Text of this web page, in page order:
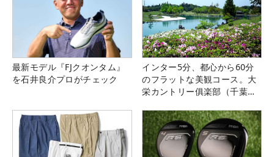
最新モデル『FJクオンタム』
を石井良介プロがチェック
インター5分、都心から60分
のフラットな美観コース。大
栄カントリー俱楽部（千葉